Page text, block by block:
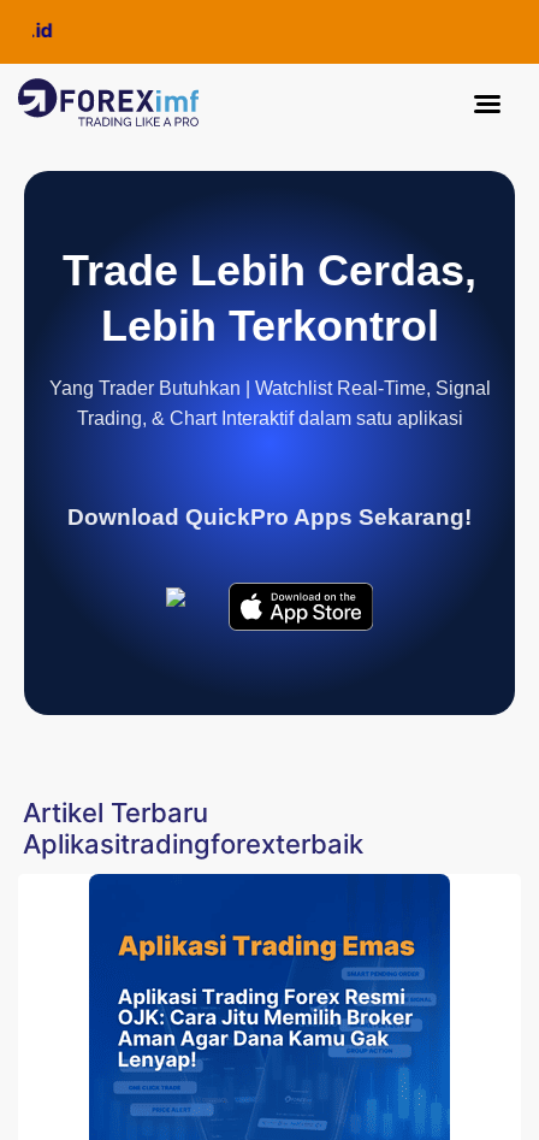
Trade Lebih Cerdas,
Lebih Terkontrol
Yang Trader Butuhkan | Watchlist Real-Time, Signal
Trading, & Chart Interaktif dalam satu aplikasi
Download QuickPro Apps Sekarang!
Artikel Terbaru
Aplikasitradingforexterbaik